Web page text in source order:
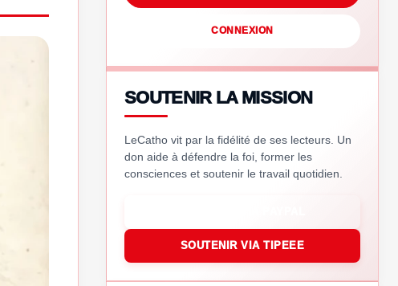
CONNEXION
SOUTENIR LA MISSION
LeCatho vit par la fidélité de ses lecteurs. Un
don aide à défendre la foi, former les
consciences et soutenir le travail quotidien.
SOUTENIR VIA TIPEEE